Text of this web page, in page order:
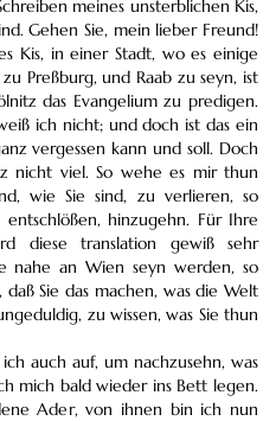
meines unsterblichen Kis,
Gehen Sie, mein lieber Freund!
Kis, in einer Stadt, wo es einige
Preßburg, und Raab zu seyn, ist
das Evangelium zu predigen.
ich nicht; und doch ist das ein
vergessen kann und soll. Doch
nicht viel. So wehe es mir thun
wie Sie sind, zu verlieren, so
hinzugehn. Für Ihre
diese translation gewiß sehr
nahe an Wien seyn werden, so
Sie das machen, was die Welt
zu wissen, was Sie thun
auch auf, um nachzusehn, was
mich bald wieder ins Bett legen.
Ader, von ihnen bin ich nun